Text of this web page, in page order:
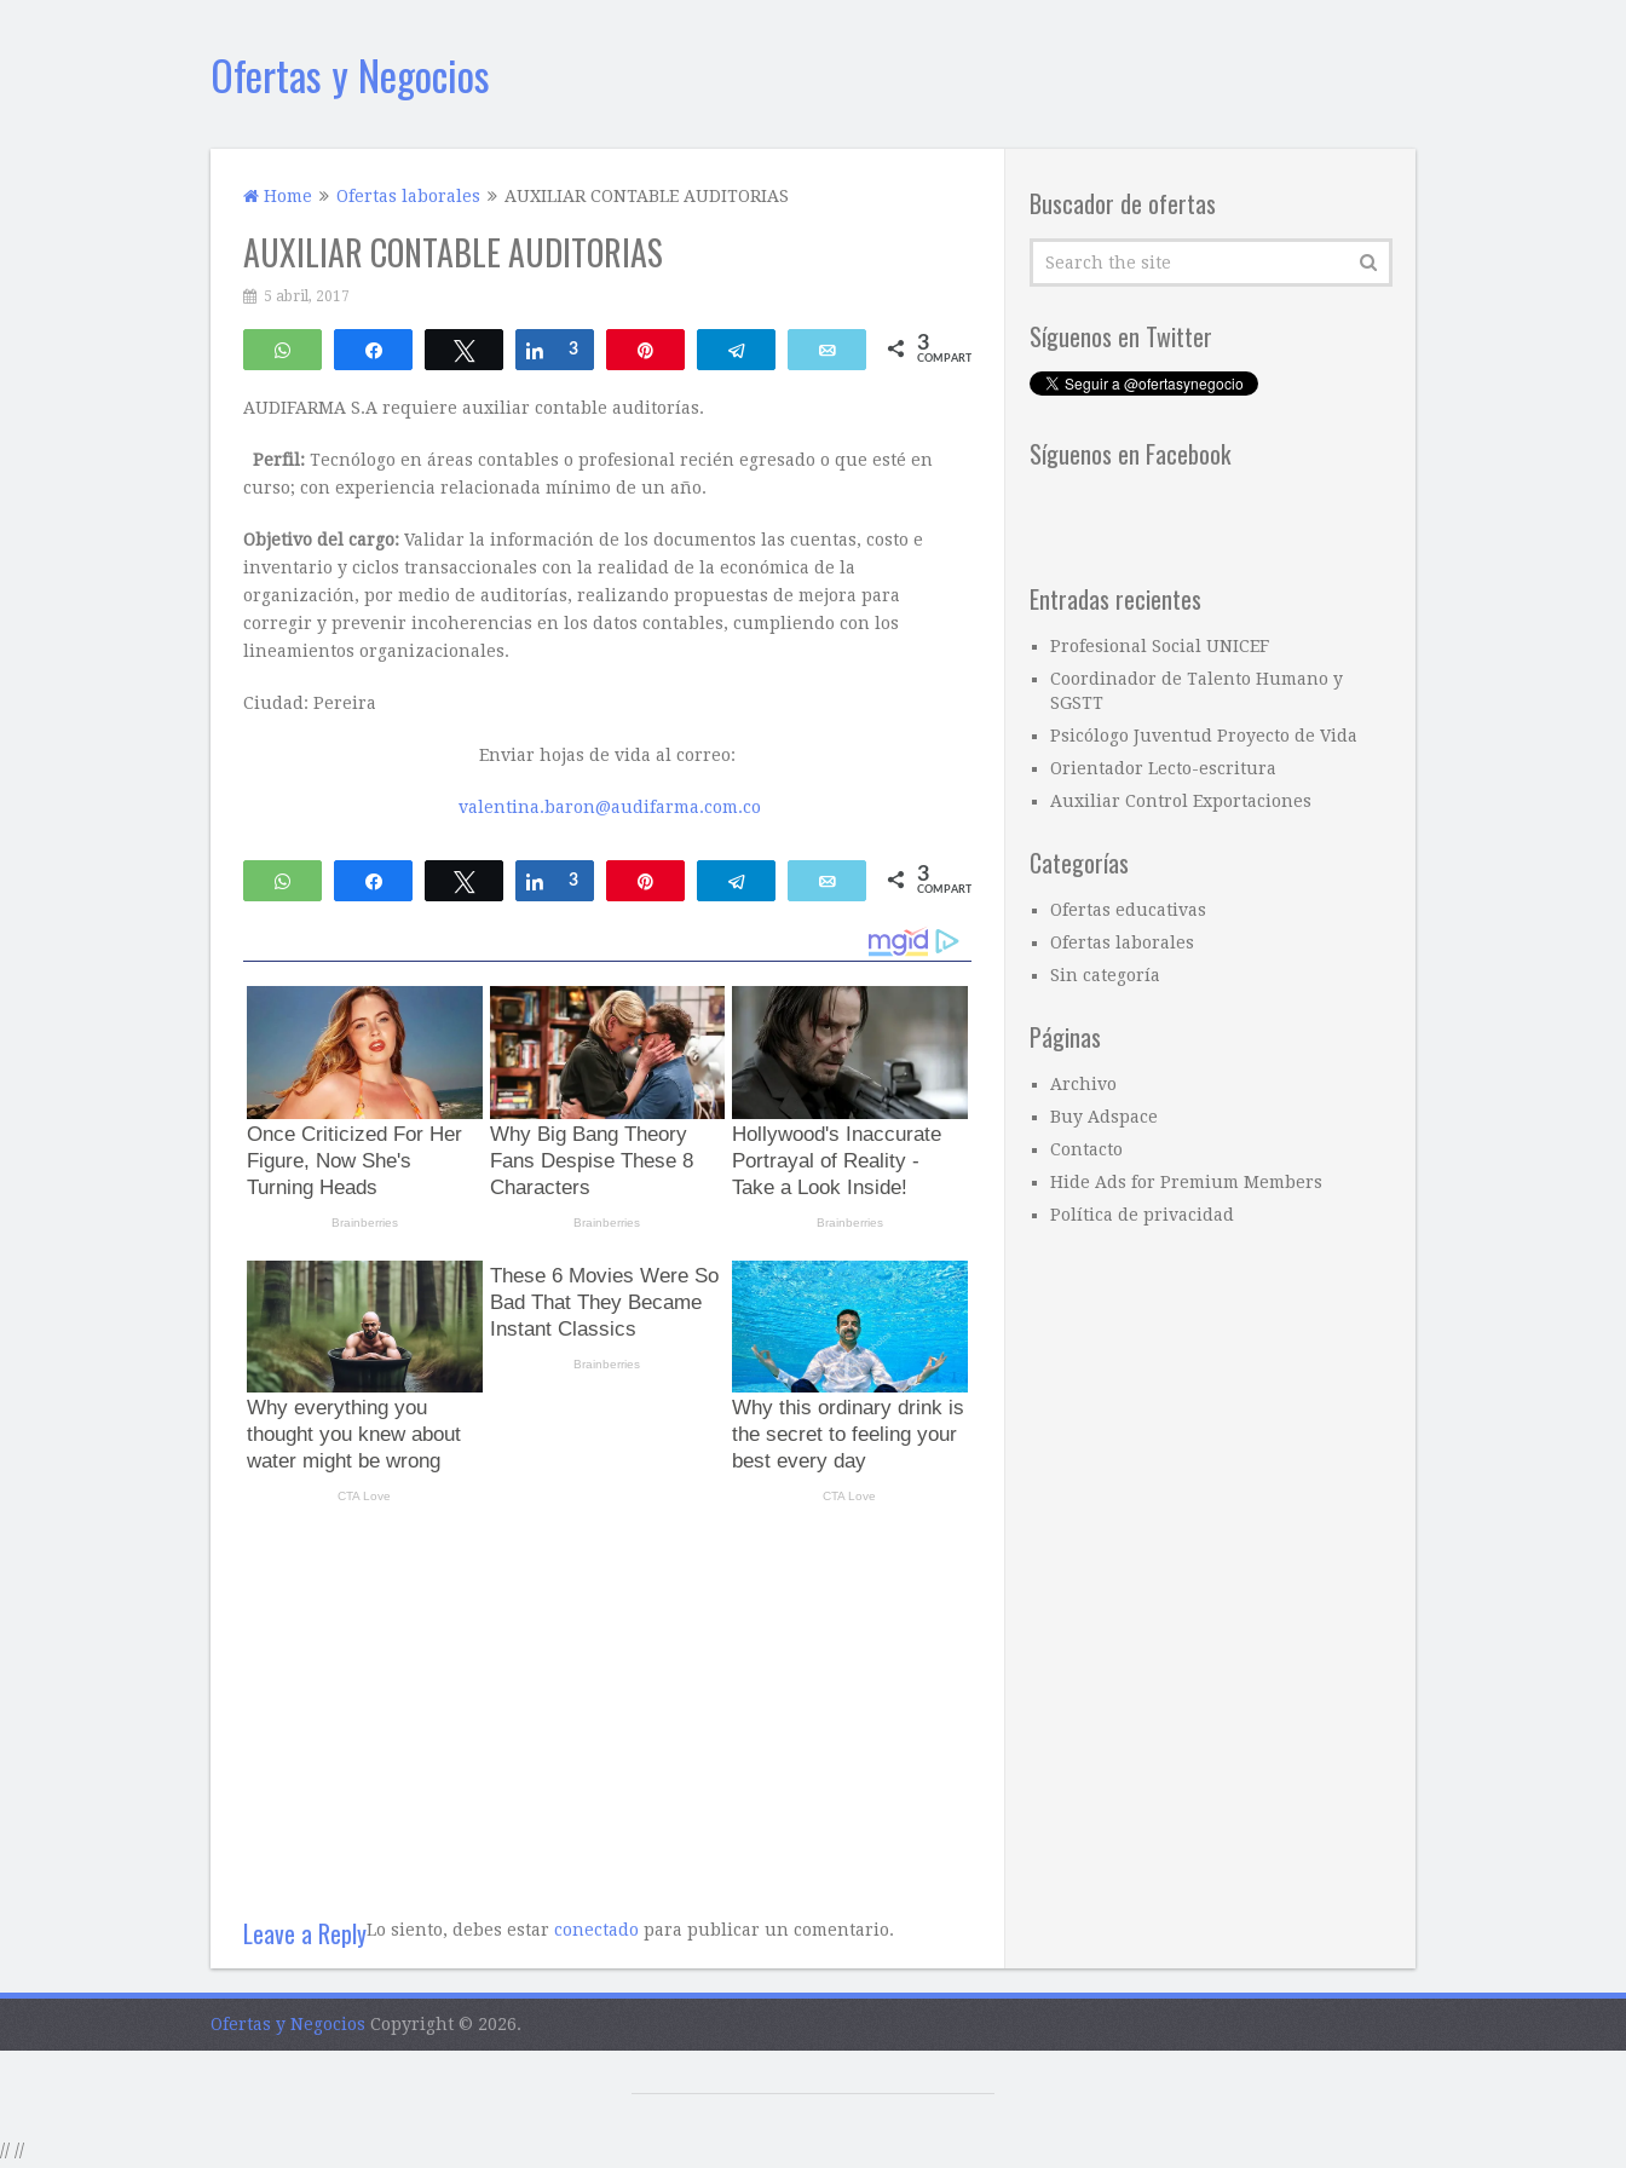
Ofertas y Negocios
Home Ofertas laborales AUXILIAR CONTABLE AUDITORIAS
AUXILIAR CONTABLE AUDITORIAS
5 abril, 2017
WhatsApp Compartir Twittear Compartir
3 Telegram Email 3
COMPARTIR
AUDIFARMA S.A requiere auxiliar contable auditorías.
Perfil: Tecnólogo en áreas contables o profesional recién egresado o que esté en
curso; con experiencia relacionada mínimo de un año.
Objetivo del cargo: Validar la información de los documentos las cuentas, costo e
inventario y ciclos transaccionales con la realidad de la económica de la
organización, por medio de auditorías, realizando propuestas de mejora para
corregir y prevenir incoherencias en los datos contables, cumpliendo con los
lineamientos organizacionales.
Ciudad: Pereira
Enviar hojas de vida al correo:
valentina.baron@audifarma.com.co
WhatsApp Compartir Twittear Compartir
3 Telegram Email 3
COMPARTIR
Leave a ReplyLo siento, debes estar conectado para publicar un comentario.
Buscador de ofertas
Síguenos en Twitter
Síguenos en Facebook
Entradas recientes
Profesional Social UNICEF
Coordinador de Talento Humano y
SGSTT
Psicólogo Juventud Proyecto de Vida
Orientador Lecto-escritura
Auxiliar Control Exportaciones
Categorías
Ofertas educativas
Ofertas laborales
Sin categoría
Páginas
Archivo
Buy Adspace
Contacto
Hide Ads for Premium Members
Política de privacidad
Ofertas y Negocios Copyright © 2026.
// //